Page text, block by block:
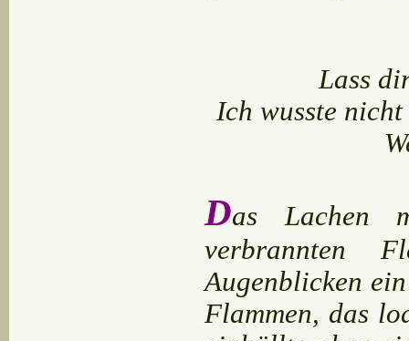
Lass
Ich wusste
Das Lachen
verbrannten
Augenblicken
Flammen, das